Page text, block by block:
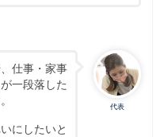
代表
仕事・家事
一段落した
にしたいと